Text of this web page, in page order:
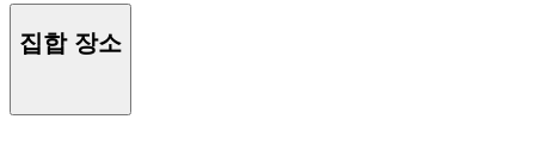
집합 장소